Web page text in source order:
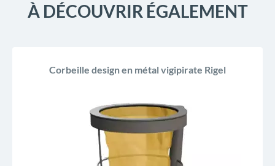
À DÉCOUVRIR ÉGALEMENT
Corbeille design en métal vigipirate Rigel